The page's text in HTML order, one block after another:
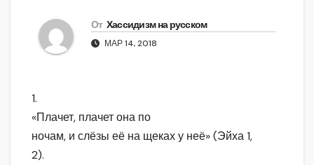
От Хассидизм на русском
МАР 14, 2018
1.
«Плачет, плачет она по
ночам, и слёзы её на щеках у неё» (Эйха 1,
2).